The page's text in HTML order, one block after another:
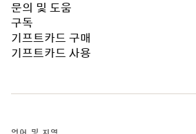
문의 및 도움
구독
기프트카드 구매
기프트카드 사용